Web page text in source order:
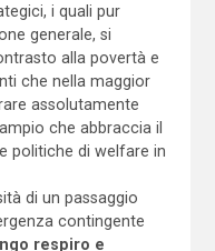
i quali pur
generale, si
alla povertà e
che nella maggior
assolutamente
che abbraccia il
politiche di welfare in
di un passaggio
contingente
respiro e